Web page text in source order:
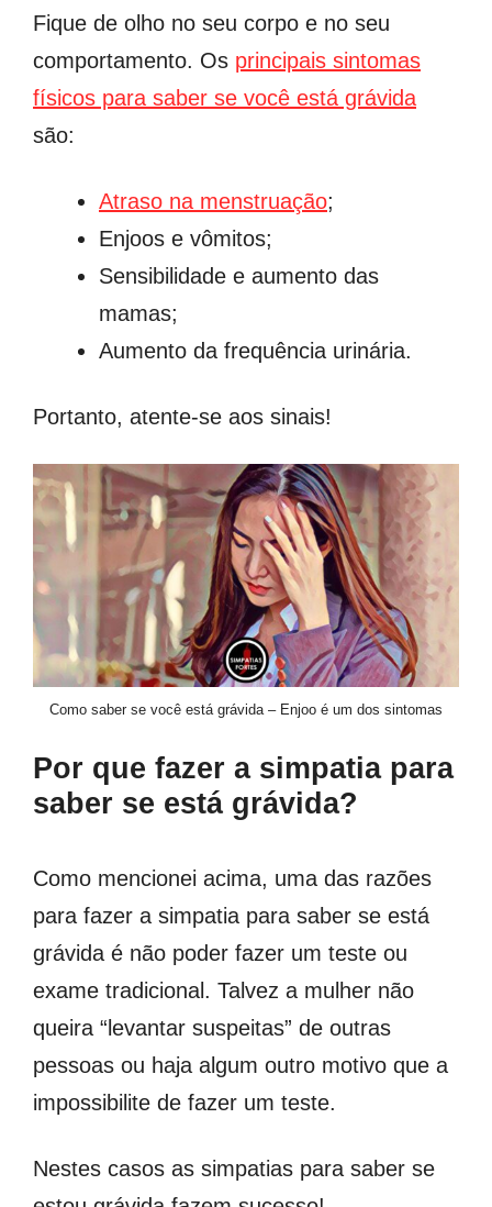
Fique de olho no seu corpo e no seu
comportamento. Os principais sintomas
físicos para saber se você está grávida
são:
Atraso na menstruação;
Enjoos e vômitos;
Sensibilidade e aumento das
mamas;
Aumento da frequência urinária.
Portanto, atente-se aos sinais!
Como saber se você está grávida – Enjoo é um dos sintomas
Por que fazer a simpatia para
saber se está grávida?
Como mencionei acima, uma das razões
para fazer a simpatia para saber se está
grávida é não poder fazer um teste ou
exame tradicional. Talvez a mulher não
queira “levantar suspeitas” de outras
pessoas ou haja algum outro motivo que a
impossibilite de fazer um teste.
Nestes casos as simpatias para saber se